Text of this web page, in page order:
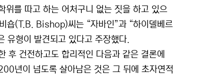
위를 따고 하는 어처구니 없는 짓을 하고 있으
숍(T.B. Bishop)씨는 “자바인”과 “하이델베르
유형이 발견되고 있다고 주장했다.
후 건전하고도 합리적인 다음과 같은 결론에
년이 넘도록 살아남은 것은 그 뒤에 초자연적